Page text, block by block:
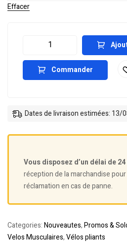
Effacer
Commander
Dates de livraison estimées:
Vous disposez d’un délai de
réception de la marchandise
réclamation en cas de panne.
Categories:Nouveautes,Promos &
Velos Musculaires,Vélos pliants